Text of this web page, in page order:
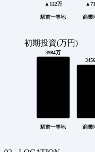
▲122万
駅前一等地 商業
初期投資(万円)
3984万
駅前一等地 商業